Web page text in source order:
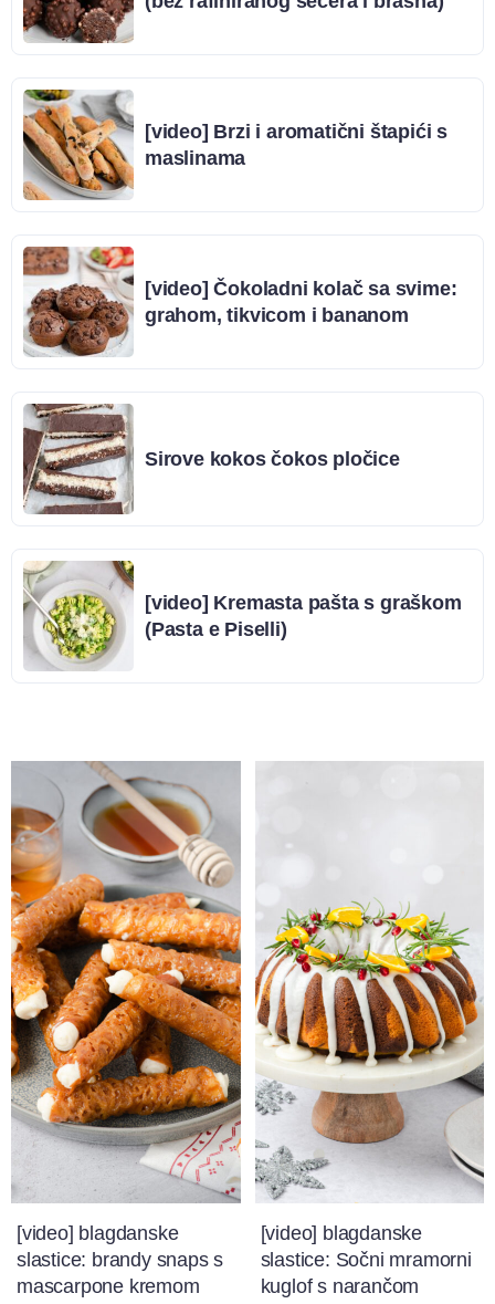
[video] Brzi i aromatični štapići s
maslinama
[video] Čokoladni kolač sa svime:
grahom, tikvicom i bananom
Sirove kokos čokos pločice
[video] Kremasta pašta s graškom
(Pasta e Piselli)
[video] blagdanske
slastice: brandy snaps s
mascarpone kremom
[video] blagdanske
slastice: Sočni mramorni
kuglof s narančom